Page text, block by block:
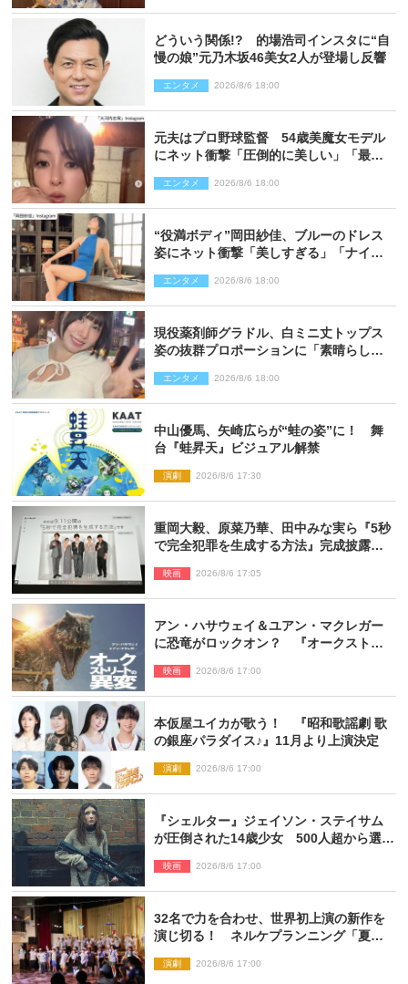
どういう関係!? 的場浩司インスタに“自
慢の娘”元乃木坂46美女2人が登場し反響
エンタメ 2026/8/6 18:00
元夫はプロ野球監督 54歳美魔女モデル
にネット衝撃「圧倒的に美しい」「最強
エンタメ 2026/8/6 18:00
“役満ボディ”岡田紗佳、ブルーのドレス
姿にネット衝撃「美しすぎる」「ナイ
エンタメ 2026/8/6 18:00
現役薬剤師グラドル、白ミニ丈トップス
姿の抜群プロポーションに「素晴らしす
エンタメ 2026/8/6 18:00
中山優馬、矢崎広らが“蛙の姿”に！ 舞
台『蛙昇天』ビジュアル解禁
演劇 2026/8/6 17:30
重岡大毅、原菜乃華、田中みな実ら『5秒
で完全犯罪を生成する方法』完成披露に
映画 2026/8/6 17:05
アン・ハサウェイ＆ユアン・マクレガー
に恐竜がロックオン？ 『オークストリ
解禁
映画 2026/8/6 17:00
本仮屋ユイカが歌う！ 『昭和歌謡劇 歌
の銀座パラダイス♪』11月より上演決定
演劇 2026/8/6 17:00
『シェルター』ジェイソン・ステイサム
が圧倒された14歳少女 500人超から選出
とは
映画 2026/8/6 17:00
32名で力を合わせ、世界初上演の新作を
演じ切る！ ネルケプランニング「夏休
ト【最終日】
演劇 2026/8/6 17:00